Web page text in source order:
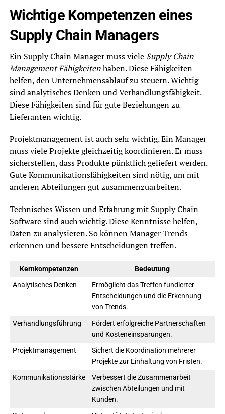
Wichtige Kompetenzen eines
Supply Chain Managers
Ein Supply Chain Manager muss viele Supply Chain
Management Fähigkeitenhaben. Diese Fähigkeiten
helfen, den Unternehmensablauf zu steuern. Wichtig
sind analytisches Denken und Verhandlungsfähigkeit.
Diese Fähigkeiten sind für gute Beziehungen zu
Lieferanten wichtig.
Projektmanagement ist auch sehr wichtig. Ein Manager
muss viele Projekte gleichzeitig koordinieren. Er muss
sicherstellen, dass Produkte pünktlich geliefert werden.
Gute Kommunikationsfähigkeiten sind nötig, um mit
anderen Abteilungen gut zusammenzuarbeiten.
Technisches Wissen und Erfahrung mit Supply Chain
Software sind auch wichtig. Diese Kenntnisse helfen,
Daten zu analysieren. So können Manager Trends
erkennen und bessere Entscheidungen treffen.
Kernkompetenzen
Bedeutung
Analytisches Denken
Ermöglicht das Treffen fundierter
Entscheidungen und die Erkennung
von Trends.
Verhandlungsführung
Fördert erfolgreiche Partnerschaften
und Kosteneinsparungen.
Projektmanagement
Sichert die Koordination mehrerer
Projekte zur Einhaltung von Fristen.
Kommunikationsstärke
Verbessert die Zusammenarbeit
zwischen Abteilungen und mit
Kunden.